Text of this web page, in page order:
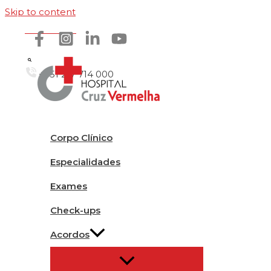
Skip to content
Como chegar
+351 217 714 000
Corpo Clínico
Especialidades
Exames
Check-ups
Acordos